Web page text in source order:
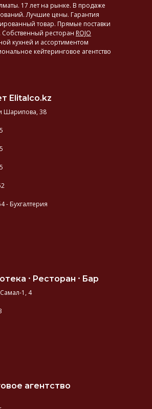
17 лет на рынке. В продаже
Лучшие цены. Гарантия
товар. Прямые поставки
Собственный ресторан ROJO
кухней и ассортиментом
кейтеринговое агентство
Elitalco.kz
Шарипова, 38
- Бухгалтерия
⸱ Ресторан ⸱ Бар
1, 4
агентство